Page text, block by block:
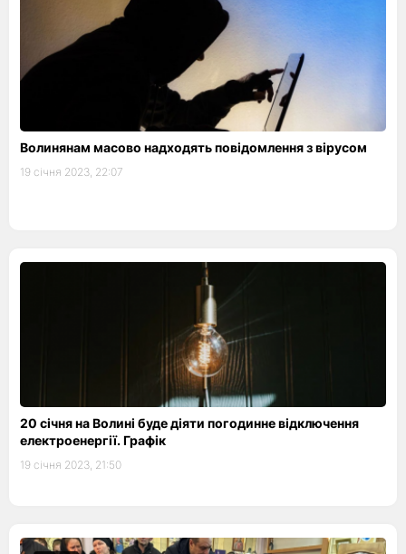
Волинянам масово надходять повідомлення з вірусом
19 січня 2023, 22:07
20 січня на Волині буде діяти погодинне відключення
електроенергії. Графік
19 січня 2023, 21:50